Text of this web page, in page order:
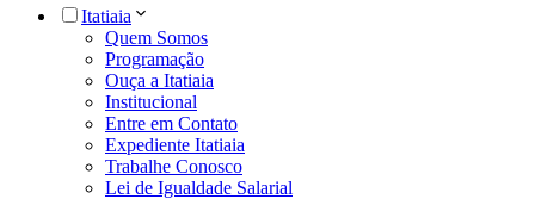
Itatiaia
Quem Somos
Programação
Ouça a Itatiaia
Institucional
Entre em Contato
Expediente Itatiaia
Trabalhe Conosco
Lei de Igualdade Salarial